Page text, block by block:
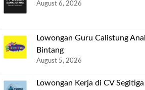
August 6, 2026
Lowongan Guru Calistung
Bintang
August 5, 2026
Lowongan Kerja di CV Segitiga